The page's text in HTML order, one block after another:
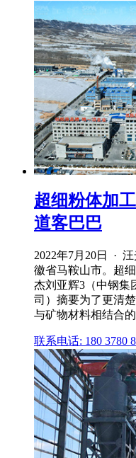
超细粉体加
道客巴巴
2022年7月20日 ·
徽省马鞍山市。超
杰刘亚辉3（中钢集
司）摘要为了更清
与矿物材料相结合
联系电话: 180 3780